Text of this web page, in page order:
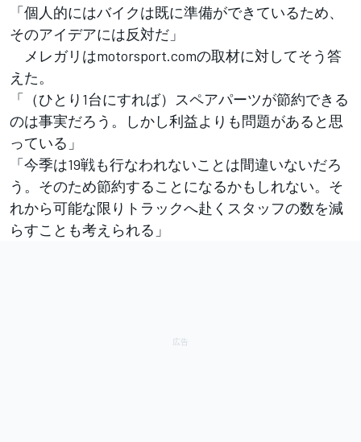
「個人的にはバイクは既に準備ができているため、
そのアイデアには反対だ」
メレガリはmotorsport.comの取材に対してそう答
えた。
「（ひとり1台にすれば）スペアパーツが節約できる
のは事実だろう。しかし利益よりも問題があると思
っている」
「今季は19戦も行なわれないことは間違いないだろ
う。そのため節約することになるかもしれない。そ
れから可能な限りトラックへ赴くスタッフの数を減
らすことも考えられる」